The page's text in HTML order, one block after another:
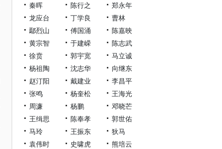
秦晖 陈行之
郑永年
龙应台
丁学良
曹林
鄢烈山
傅国涌
陈嘉映
黄宗智
于建嵘
陈志武
徐贲
郭宇宽
马立诚
杨祖陶
沈志华
向继东
赵汀阳
戴建业
李昌平
张鸣
杨奎松
王海光
周濂
杨鹏
邓晓芒
王缉思
陈奉孝
郭世佑
马玲
王振东
狄马
袁伟时
史啸虎
熊培云